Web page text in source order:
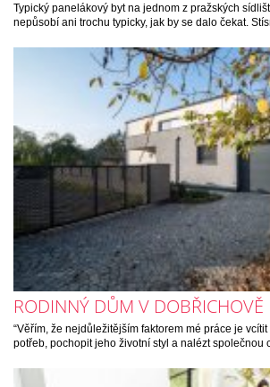
Typický panelákový byt na jednom z pražských
nepůsobí ani trochu typicky, jak by se dalo čekat.
RODINNÝ DŮM V DOBŘICHOVĚ
“Věřím, že nejdůležitějším faktorem mé práce je
potřeb, pochopit jeho životní styl a nalézt společnou